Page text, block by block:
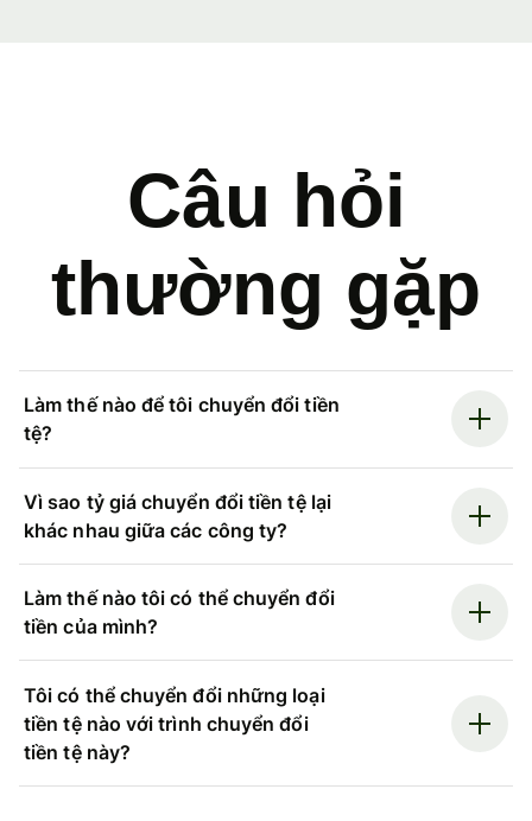
Câu hỏi
thường gặp
Làm thế nào để tôi chuyển đổi tiền
tệ?
Vì sao tỷ giá chuyển đổi tiền tệ lại
khác nhau giữa các công ty?
Làm thế nào tôi có thể chuyển đổi
tiền của mình?
Tôi có thể chuyển đổi những loại
tiền tệ nào với trình chuyển đổi
tiền tệ này?